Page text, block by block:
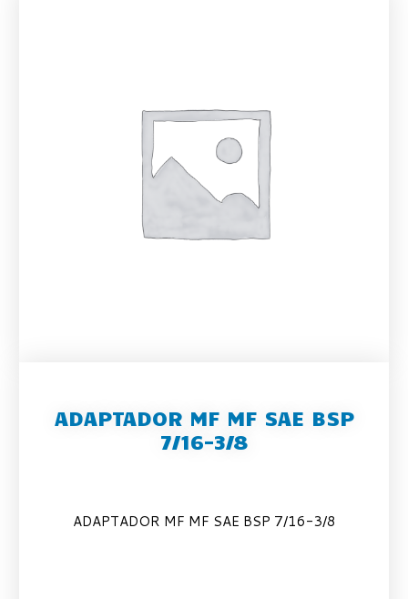
ADAPTADOR MF MF SAE BSP
7/16-3/8
ADAPTADOR MF MF SAE BSP 7/16-3/8